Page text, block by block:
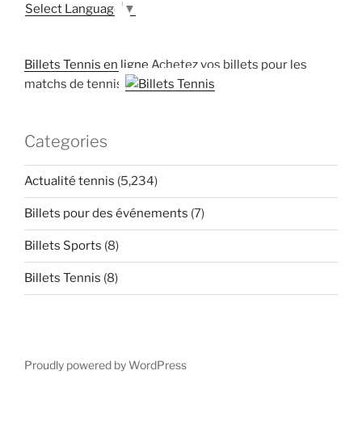
Select Language ▼
Billets Tennis en ligne Achetez vos billets pour les
matchs de tennis
Categories
Actualité tennis (5,234)
Billets pour des événements (7)
Billets Sports (8)
Billets Tennis (8)
Proudly powered by WordPress